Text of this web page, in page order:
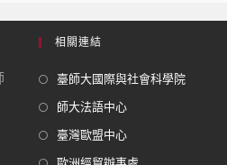
相關連結
臺師大國際與社會科學院
師大法語中心
臺灣歐盟中心